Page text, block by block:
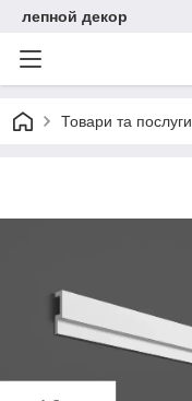
лепной декор
Товари та послуги